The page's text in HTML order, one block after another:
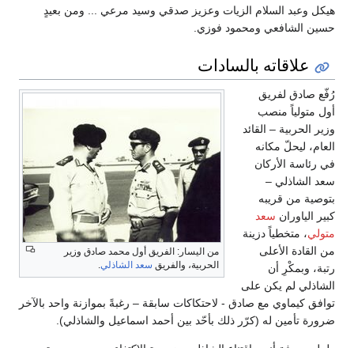
هيكل وعبد السلام الزيات وعزيز صدقي وسيد مرعي ... ومن بعيدٍ
حسين الشافعي ومحمود فوزي.
علاقاته بالسادات
من اليسار: الفريق أول محمد صادق وزير
الحربية، والفريق سعد الشاذلي.
رُفّع صادق لفريق
أول متولياً منصب
وزير الحربية – القائد
العام، ليحلّ مكانه
في رئاسة الأركان
سعد الشاذلي –
بتوصية من قريبه
كبير الياوران سعد
متولي، متخطياً دزينة
من القادة الأعلى
رتبة، وبمكْرِ أن
الشاذلي لم يكن على
توافق كيماوي مع صادق - لاحتكاكات سابقة – رغبةً بموازنة واحد بالآخر
ضرورة تأمين له (كرّر ذلك بأحّد بين أحمد اسماعيل والشاذلي).